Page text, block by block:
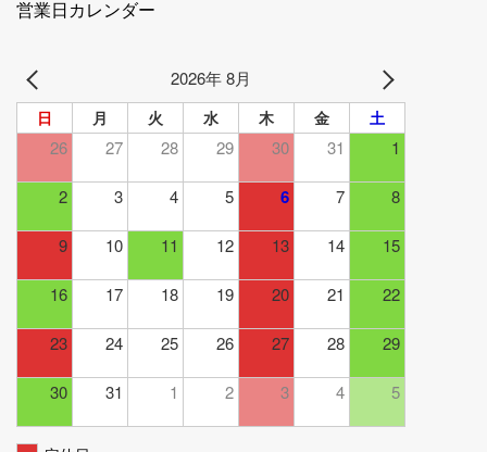
営業日カレンダー
2026年 8月
日 月 火 水 木 金 土
26 27 28 29 30 31 1
2 3 4 5 6 7 8
9 10 11 12 13 14 15
16 17 18 19 20 21 22
23 24 25 26 27 28 29
30 31 1 2 3 4 5